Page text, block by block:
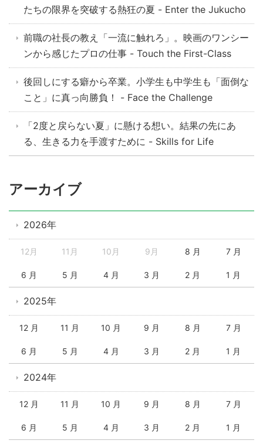
たちの限界を突破する熱狂の夏 - Enter the Jukucho
前職の社長の教え「一流に触れろ」。映画のワンシー
ンから感じたプロの仕事 - Touch the First-Class
後回しにする癖から卒業。小学生も中学生も「面倒な
こと」に真っ向勝負！ - Face the Challenge
「2度と戻らない夏」に懸ける想い。結果の先にあ
る、生きる力を手渡すために - Skills for Life
アーカイブ
2026年
12月 11月 10月 9月 8 月 7 月
6 月 5 月 4 月 3 月 2 月 1 月
2025年
12 月 11 月 10 月 9 月 8 月 7 月
6 月 5 月 4 月 3 月 2 月 1 月
2024年
12 月 11 月 10 月 9 月 8 月 7 月
6 月 5 月 4 月 3 月 2 月 1 月